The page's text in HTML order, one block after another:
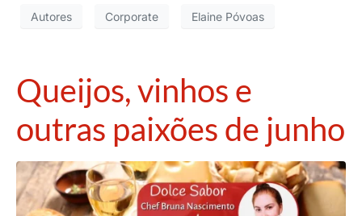
Autores Corporate Elaine Póvoas
Queijos, vinhos e
outras paixões de junho